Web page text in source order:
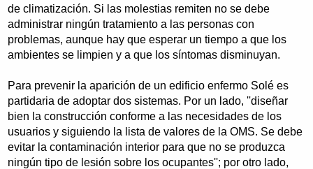
de climatización. Si las molestias remiten no se debe
administrar ningún tratamiento a las personas con
problemas, aunque hay que esperar un tiempo a que los
ambientes se limpien y a que los síntomas disminuyan.
Para prevenir la aparición de un edificio enfermo Solé es
partidaria de adoptar dos sistemas. Por un lado, ''diseñar
bien la construcción conforme a las necesidades de los
usuarios y siguiendo la lista de valores de la OMS. Se debe
evitar la contaminación interior para que no se produzca
ningún tipo de lesión sobre los ocupantes''; por otro lado,